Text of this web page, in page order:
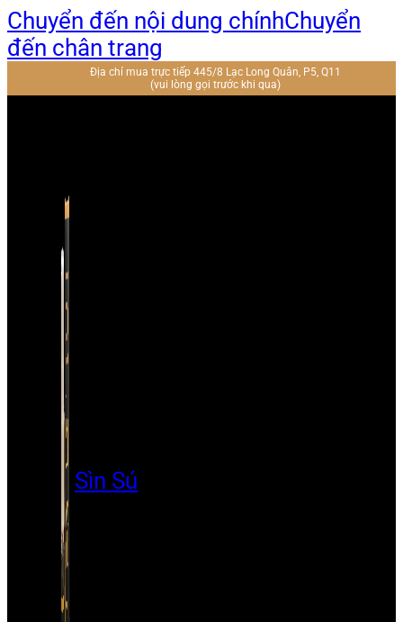
Chuyển đến nội dung chínhChuyển
đến chân trang
Địa chỉ mua trực tiếp 445/8 Lạc Long Quân, P5, Q11
(vui lòng gọi trước khi qua)
Sìn Sú